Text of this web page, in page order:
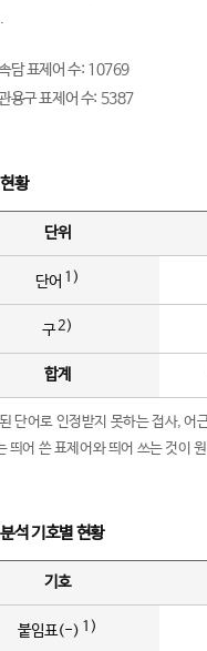
담 표제어 수: 10769
용구 표제어 수: 5387
황
단위
단어 1)
구2)
합계
단어로 인정받지 못하는 접사, 어
띄어 쓴 표제어와 띄어 쓰는 것이
석 기호별 현황
기호
붙임표(-) 1)